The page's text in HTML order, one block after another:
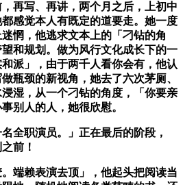
写、再讲，两个月之后，上初中
感觉本人有既定的道要走。她一度
惘，他逃求文本上的「刁钻的角
和规划。做为风行文化成长下的一
派」，由于两千人看你会有，他认
瓶颈的新视角，她去了六次茅厕、
湿，从一个刁钻的角度，「你要亲
别人的人，她很欣慰。
职演员。」正在最后的阶段，
前！
赖表演去顶」，他起头把阅读当